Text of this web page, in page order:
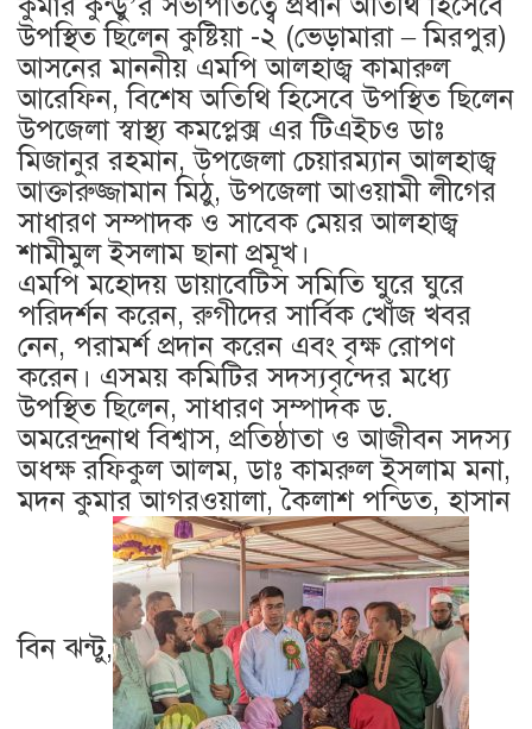
উপস্থিত ছিলেন কুষ্টিয়া -২ (ভেড়ামারা – মিরপুর)
আসনের মাননীয় এমপি আলহাজ্ব কামারুল
আরেফিন, বিশেষ অতিথি হিসেবে উপস্থিত ছিলেন
উপজেলা স্বাস্থ্য কমপ্লেক্স এর টিএইচও ডাঃ
মিজানুর রহমান, উপজেলা চেয়ারম্যান আলহাজ্ব
আক্তারুজ্জামান মিঠু, উপজেলা আওয়ামী লীগের
সাধারণ সম্পাদক ও সাবেক মেয়র আলহাজ্ব
শামীমুল ইসলাম ছানা প্রমূখ।
এমপি মহোদয় ডায়াবেটিস সমিতি ঘুরে ঘুরে
পরিদর্শন করেন, রুগীদের সার্বিক খোঁজ খবর
নেন, পরামর্শ প্রদান করেন এবং বৃক্ষ রোপণ
করেন। এসময় কমিটির সদস্যবৃন্দের মধ্যে
উপস্থিত ছিলেন, সাধারণ সম্পাদক ড.
অমরেন্দ্রনাথ বিশ্বাস, প্রতিষ্ঠাতা ও আজীবন সদস্য
অধক্ষ রফিকুল আলম, ডাঃ কামরুল ইসলাম মনা,
মদন কুমার আগরওয়ালা, কৈলাশ পন্ডিত, হাসান
বিন ঝন্টু,